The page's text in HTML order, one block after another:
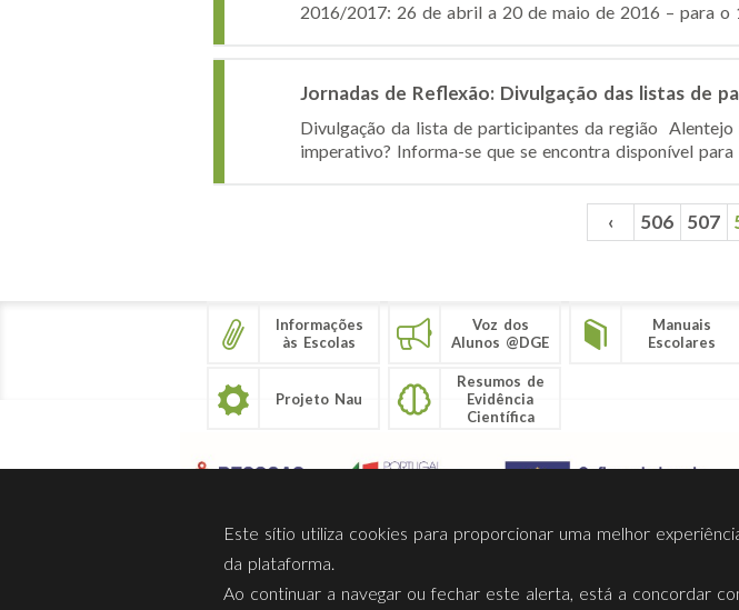
2016/2017: 26 de abril a 20 de maio de 2016 – para o
Jornadas de Reflexão: Divulgação das listas de
Divulgação da lista de participantes da região Alentejo
imperativo? Informa-se que se encontra disponível
‹ 506 507
Informações
às Escolas
Voz dos
Alunos @DGE
Manuais
Escolares
Projeto Nau
Resumos de
Evidência
Científica
Sobre Nós Privacidade Termos Utilização Contactos
Este sítio utiliza cookies para proporcionar uma melhor
da plataforma.
Ao continuar a navegar ou fechar este alerta, está a concordar